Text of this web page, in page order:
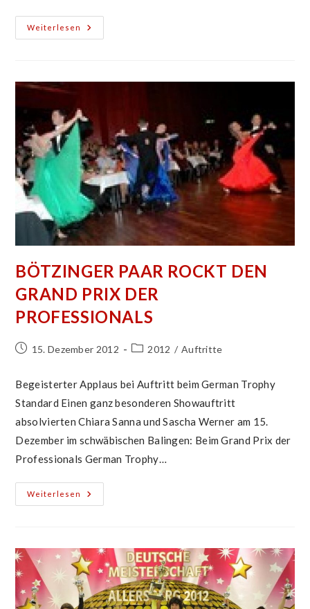
Weiterlesen Neujahrsgrüße
BÖTZINGER PAAR ROCKT DEN
GRAND PRIX DER
PROFESSIONALS
Beitrag15. Dezember 2012
Beitrags-
2012 / Auftritte
Begeisterter Applaus bei Auftritt beim German Trophy
Standard Einen ganz besonderen Showauftritt
absolvierten Chiara Sanna und Sascha Werner am 15.
Dezember im schwäbischen Balingen: Beim Grand Prix der
Professionals German Trophy…
Weiterlesen
Bötzinger
Paar
Der
Professionals